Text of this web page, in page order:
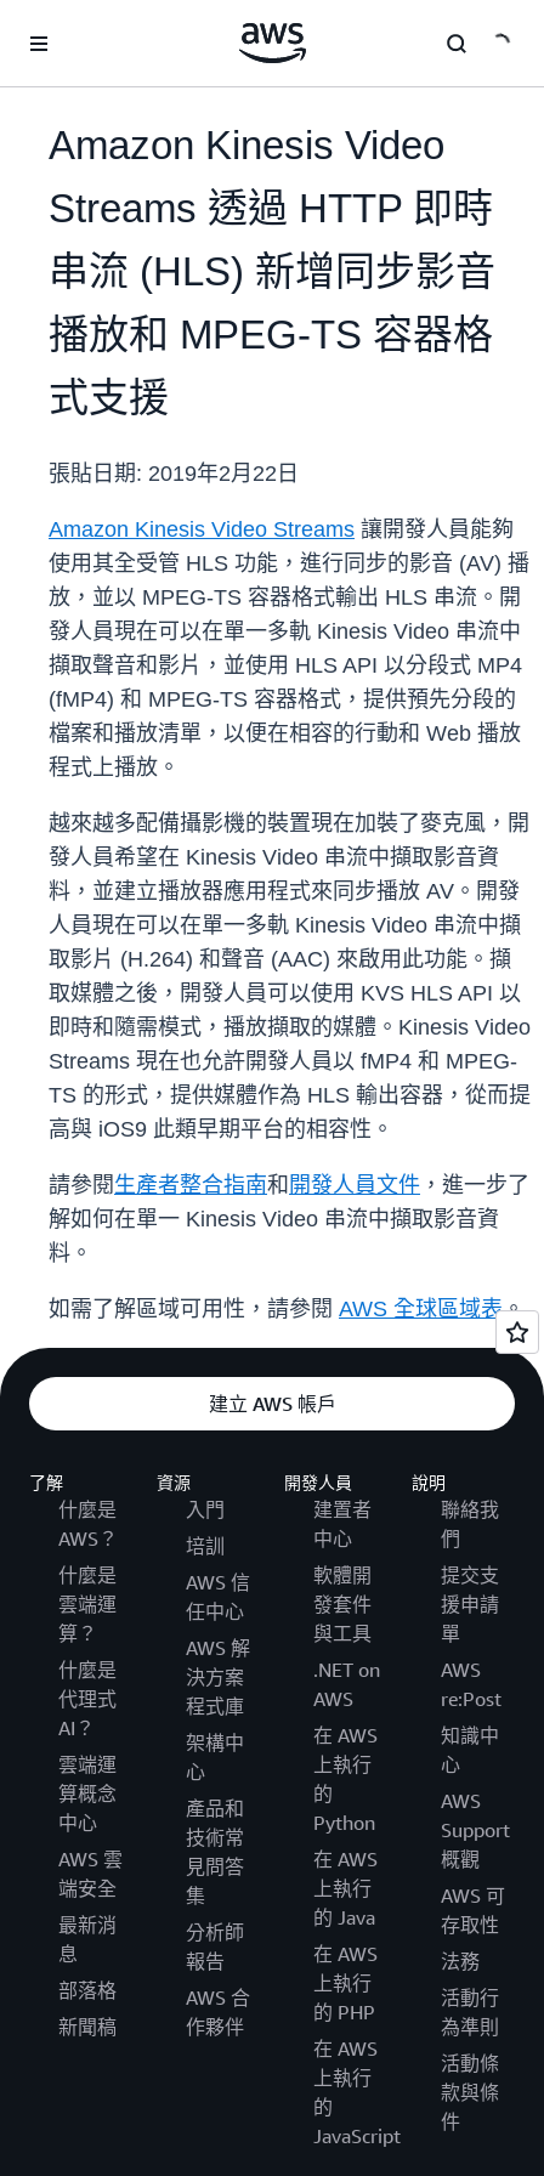
Amazon Kinesis Video
Streams 透過 HTTP 即時
串流 (HLS) 新增同步影音
播放和 MPEG-TS 容器格
式支援
張貼日期: 2019年2月22日
Amazon Kinesis Video Streams 讓開發人員能夠
使用其全受管 HLS 功能，進行同步的影音 (AV) 播
放，並以 MPEG-TS 容器格式輸出 HLS 串流。開
發人員現在可以在單一多軌 Kinesis Video 串流中
擷取聲音和影片，並使用 HLS API 以分段式 MP4
(fMP4) 和 MPEG-TS 容器格式，提供預先分段的
檔案和播放清單，以便在相容的行動和 Web 播放
程式上播放。
越來越多配備攝影機的裝置現在加裝了麥克風，開
發人員希望在 Kinesis Video 串流中擷取影音資
料，並建立播放器應用程式來同步播放 AV。開發
人員現在可以在單一多軌 Kinesis Video 串流中擷
取影片 (H.264) 和聲音 (AAC) 來啟用此功能。擷
取媒體之後，開發人員可以使用 KVS HLS API 以
即時和隨需模式，播放擷取的媒體。Kinesis Video
Streams 現在也允許開發人員以 fMP4 和 MPEG-
TS 的形式，提供媒體作為 HLS 輸出容器，從而提
高與 iOS9 此類早期平台的相容性。
請參閱生產者整合指南和 開發人員文件 ，進一步了
解如何在單一 Kinesis Video 串流中擷取影音資
料。
如需了解區域可用性，請參閱 AWS 全球區域表。
建立 AWS 帳戶
了解
什麼是
AWS？
什麼是
雲端運
算？
什麼是
代理式
AI？
雲端運
算概念
中心
AWS 雲
端安全
最新消
息
部落格
新聞稿
資源
入門
培訓
AWS 信
任中心
AWS 解
決方案
程式庫
架構中
心
產品和
技術常
見問答
集
分析師
報告
AWS 合
作夥伴
開發人員
建置者
中心
軟體開
發套件
與工具
.NET on
AWS
在 AWS
上執行
的
Python
在 AWS
上執行
的 Java
在 AWS
上執行
的 PHP
在 AWS
上執行
的
JavaScript
說明
聯絡我
們
提交支
援申請
單
AWS
re:Post
知識中
心
AWS
Support
概觀
AWS 可
存取性
法務
活動行
為準則
活動條
款與條
件